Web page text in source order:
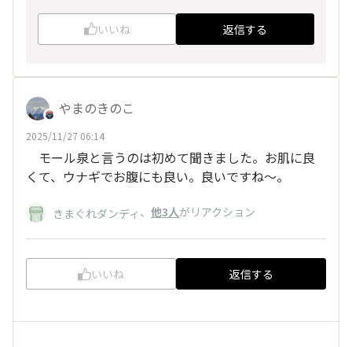
いいね 返信する
やまのきのこ
2025/11/27 06:14
モール泉と言うのは初めて聞きました。お肌に良
くて、ウナギでお腹にも良い。良いですね～。
きまぐれダンディ 、 他3人がリアクション
いいね 返信する